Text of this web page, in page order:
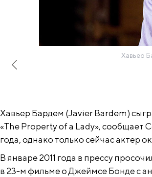
Хавьер
Хавьер Бардем (Javier Bardem)
«The Property of a Lady», сообщает
года, однако только сейчас актер
​В январе 2011 года в прессу
в 23-м фильме о Джеймсе Бонде с